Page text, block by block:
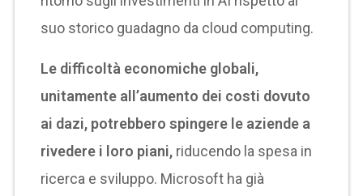
suo storico guadagno da cloud computing.
Le difficoltà economiche globali,
unitamente all’aumento dei costi dovuto
ai dazi, potrebbero spingere le aziende a
rivedere i loro piani, riducendo la spesa in
ricerca e sviluppo. Microsoft ha già